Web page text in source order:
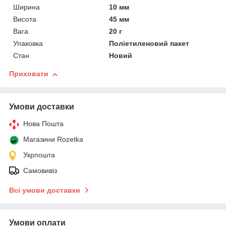
Ширина
10 мм
Висота
45 мм
Вага
20 г
Упаковка
Поліетиленовий пакет
Стан
Новий
Приховати
Умови доставки
Нова Пошта
Магазини Rozetka
Укрпошта
Самовивіз
Всі умови доставки
Умови оплати